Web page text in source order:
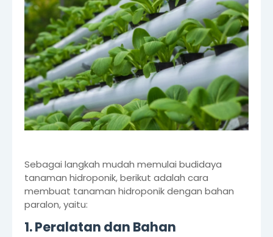
Sebagai langkah mudah memulai budidaya
tanaman hidroponik, berikut adalah cara
membuat tanaman hidroponik dengan bahan
paralon, yaitu:
1. Peralatan dan Bahan